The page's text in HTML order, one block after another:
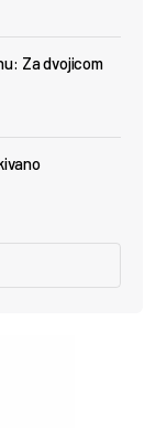
Za dvojicom